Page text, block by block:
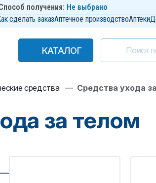
получения: Не выбрано
сделать заказАптечное производствоАптеки
КАТАЛОГ
КАТАЛОГ
средства — Средства ухода
за телом